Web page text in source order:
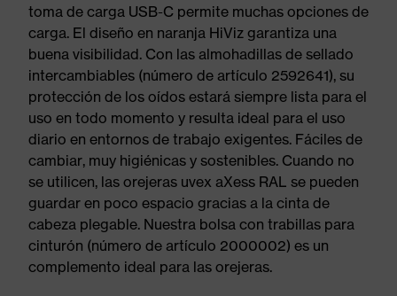
toma de carga USB-C permite muchas opciones de
carga. El diseño en naranja HiViz garantiza una
buena visibilidad. Con las almohadillas de sellado
intercambiables (número de artículo 2592641), su
protección de los oídos estará siempre lista para el
uso en todo momento y resulta ideal para el uso
diario en entornos de trabajo exigentes. Fáciles de
cambiar, muy higiénicas y sostenibles. Cuando no
se utilicen, las orejeras uvex aXess RAL se pueden
guardar en poco espacio gracias a la cinta de
cabeza plegable. Nuestra bolsa con trabillas para
cinturón (número de artículo 2000002) es un
complemento ideal para las orejeras.